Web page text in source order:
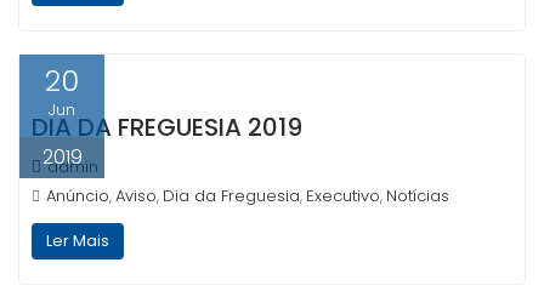
20
Jun
2019
DIA DA FREGUESIA 2019
admin
Anúncio,Aviso, Dia da Freguesia, Executivo, Notícias
Ler Mais